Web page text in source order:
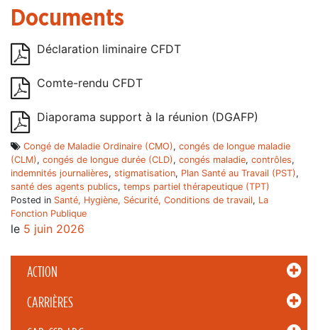
ACTION
CARRIÈRES
Documents
Déclaration liminaire CFDT
Comte-rendu CFDT
Diaporama support à la réunion (DGAFP)
Congé de Maladie Ordinaire (CMO), congés de longue maladie
(CLM), congés de longue durée (CLD), congés maladie, contrôles,
indemnités journalières, stigmatisation, Plan Santé au Travail (PST),
santé des agents publics, temps partiel thérapeutique (TPT)
Posted in Santé, Hygiène, Sécurité, Conditions de travail, La
Fonction Publique
le 5 juin 2026